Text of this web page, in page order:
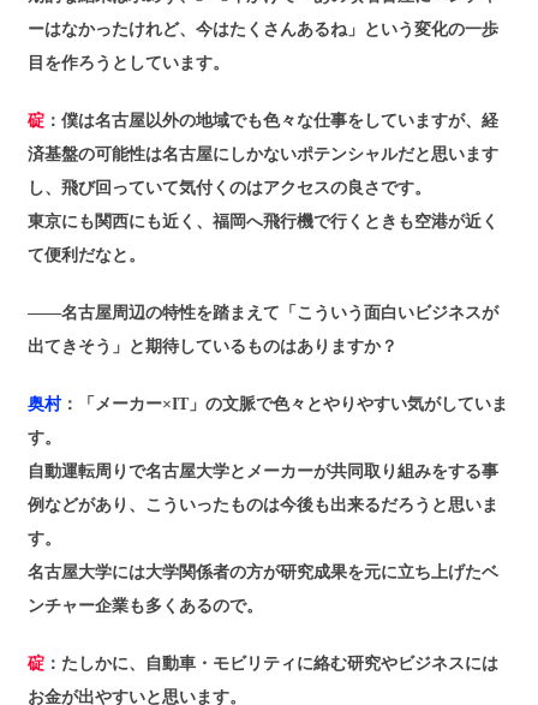
ーはなかったけれど、今はたくさんあるね」という変化の一歩
目を作ろうとしています。
碇 ：僕は名古屋以外の地域でも色々な仕事をしていますが、経
済基盤の可能性は名古屋にしかないポテンシャルだと思います
し、飛び回っていて気付くのはアクセスの良さです。
東京にも関西にも近く、福岡へ飛行機で行くときも空港が近く
て便利だなと。
――名古屋周辺の特性を踏まえて「こういう面白いビジネスが
出てきそう」と期待しているものはありますか？
奥村：「メーカー×IT」の文脈で色々とやりやすい気がしていま
す。
自動運転周りで名古屋大学とメーカーが共同取り組みをする事
例などがあり、こういったものは今後も出来るだろうと思いま
す。
名古屋大学には大学関係者の方が研究成果を元に立ち上げたベ
ンチャー企業も多くあるので。
碇 ：たしかに、自動車・モビリティに絡む研究やビジネスには
お金が出やすいと思います。